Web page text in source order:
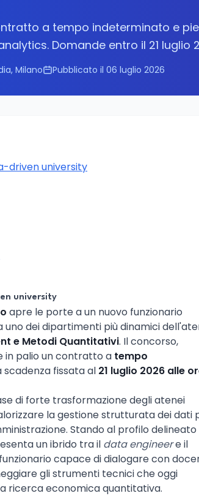
a tempo indeterminato e
Domande entro il 21 luglio
Milano Pubblicato il 06 luglio 2026
driven university
university
apre le porte a un nuovo funzionario
dei dipartimenti più dinamici
e Metodi Quantitativi. Il concorso,
in palio un contratto a tempo
scadenza fissata al 21 luglio 2026 alle
di forte trasformazione degli atenei
la gestione strutturata dei dati
Stando al profilo delineato
un ibrido tra il data engineere il
capace di dialogare con
gli strumenti tecnici che oggi
ricerca economica quantitativa.